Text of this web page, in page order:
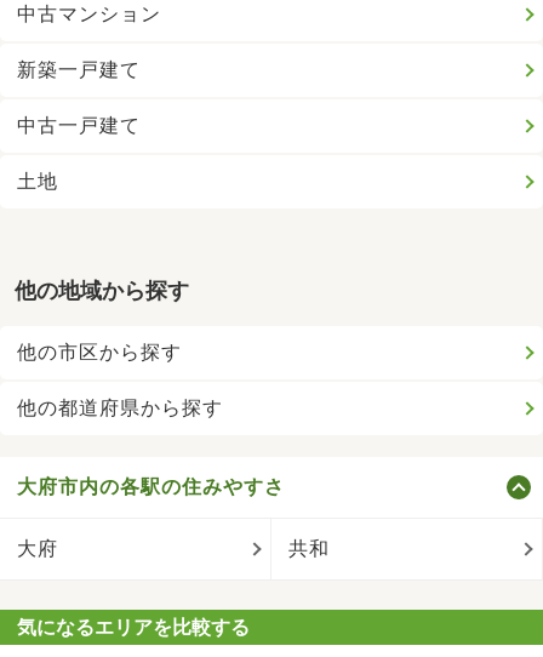
中古マンション
新築一戸建て
中古一戸建て
土地
他の地域から探す
他の市区から探す
他の都道府県から探す
大府市内の各駅の住みやすさ
大府 共和
気になるエリアを比較する